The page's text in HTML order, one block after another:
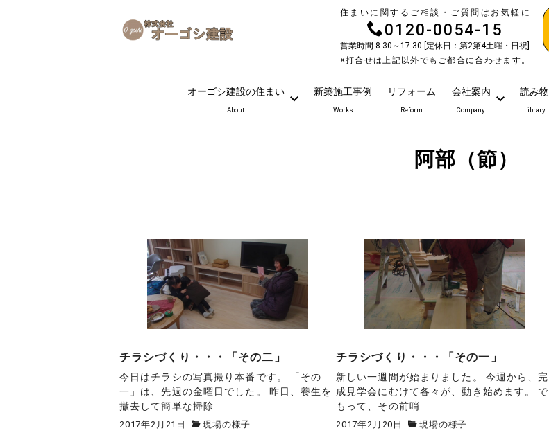
住まいに関するご相談・ご質問はお気軽に
0120-0054-15
営業時間 8:30～17:30 [定休日：第2第4土曜・日祝]
※打合せは上記以外でもご都合に合わせます。
オーゴシ建設の住まい
About
新築施工事例
Works
リフォーム
Reform
会社案内
Company
読み物
Library
阿部（節）
チラシづくり・・・「その二」
今日はチラシの写真撮り本番です。 「その
一」は、先週の金曜日でした。 昨日、養生を
撤去して簡単な掃除...
2017年2月21日 現場の様子
チラシづくり・・・「その一」
新しい一週間が始まりました。 今週から、完
成見学会にむけて各々が、動き始めます。 で
もって、その前哨...
2017年2月20日 現場の様子